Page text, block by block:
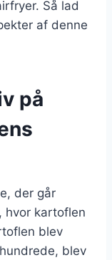
Så lad
af denne
på
der går
hvor kartoflen
blev
blev